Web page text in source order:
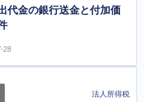
代金の銀行送金と付加価
28
法人所得税